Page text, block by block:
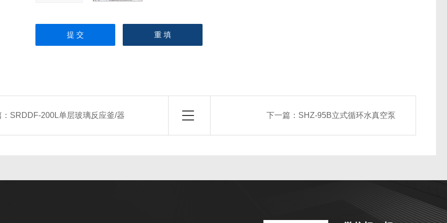
SRDDF-200L单层玻璃反应釜/器 下一篇： SHZ-95B立式循环水真空泵